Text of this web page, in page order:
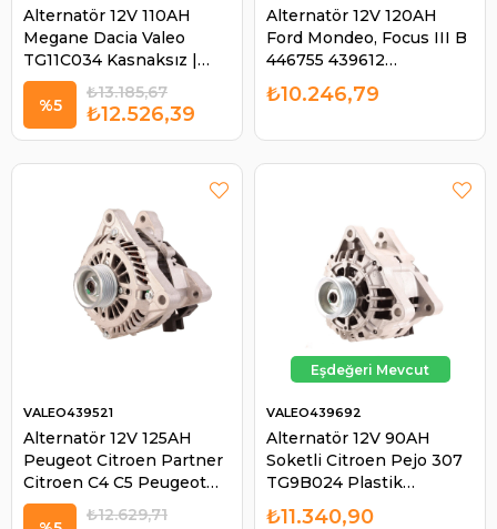
Alternatör 12V 110AH
Megane Dacia Valeo
TG11C034 Kasnaksız |
VALEO 439475
₺12.526,39
₺13.185,67
%5
Alternatör 12V 120AH
Ford Mondeo, Focus III B
446755 439612
AV6N10300HB | VALEO
446755
₺10.246,79
Alternatör 12V 125AH
Peugeot Citroen Partner
Citroen C4 C5 Peugeot
307 408 Soketli
VALEO439521
₺12.629,71
Alternatör 12V 90AH
Soketli Citroen Pejo 307
TG9B024 Plastik
KASNAĞI-BMS026
VALEO439692
₺11.340,90